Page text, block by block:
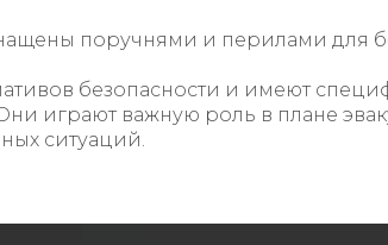
поручнями и перилами для
безопасности и имеют
играют важную роль в плане
ситуаций.